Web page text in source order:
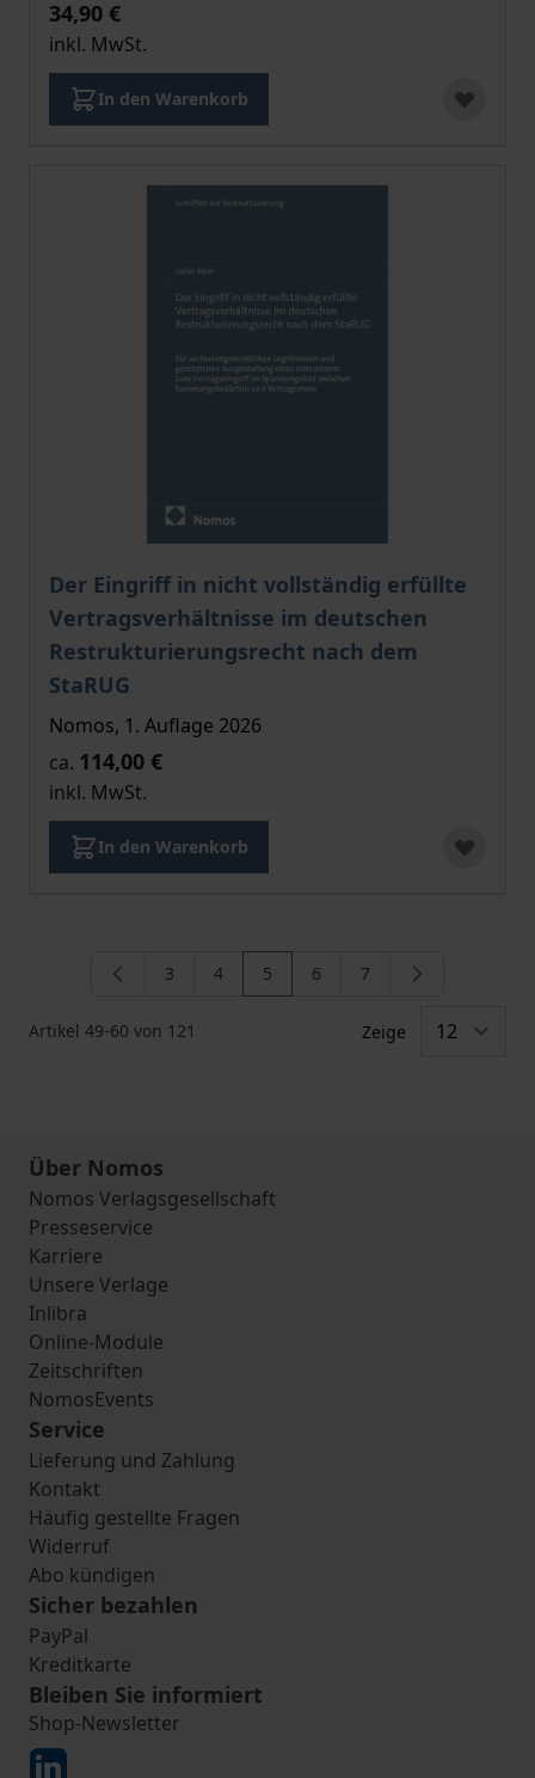
34,90 €
inkl. MwSt.
In den Warenkorb
Der Eingriff in nicht vollständig erfüllte
Vertragsverhältnisse im deutschen
Restrukturierungsrecht nach dem
StaRUG
Der Preis dieses Titels richtet sich nach der
Nomos, 1. Auflage 2026
ca. 114,00 €
inkl. MwSt.
In den Warenkorb
Artikel 49-60 von 121
Seite
3 Seite
4 Sie lesen gerade die Seite
5 Seite
6 Seite
7
Zeige
Über Nomos
Nomos Verlagsgesellschaft
Presseservice
Karriere
Unsere Verlage
Inlibra
Online-Module
Zeitschriften
NomosEvents
Service
Lieferung und Zahlung
Kontakt
Häufig gestellte Fragen
Widerruf
Abo kündigen
Sicher bezahlen
PayPal
Kreditkarte
Bleiben Sie informiert
Shop-Newsletter